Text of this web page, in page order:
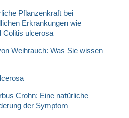
Pflanzenkraft bei
Erkrankungen wie
Colitis ulcerosa
Weihrauch: Was Sie wissen
Crohn: Eine natürliche
der Symptom